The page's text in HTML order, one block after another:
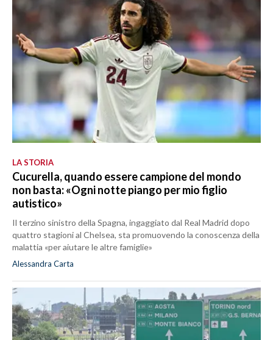
LA STORIA
Cucurella, quando essere campione del mondo
non basta: «Ogni notte piango per mio figlio
autistico»
Il terzino sinistro della Spagna, ingaggiato dal Real Madrid dopo
quattro stagioni al Chelsea, sta promuovendo la conoscenza della
malattia «per aiutare le altre famiglie»
Alessandra Carta